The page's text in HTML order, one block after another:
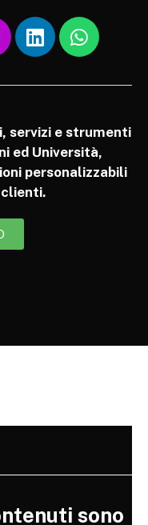
servizi e strumenti
ed Università,
personalizzabili
clienti.
sono